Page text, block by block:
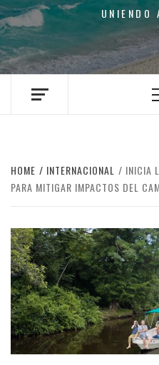
UNIENDO
HOME INTERNACIONAL
INICIA
PARA MITIGAR IMPACTOS DEL